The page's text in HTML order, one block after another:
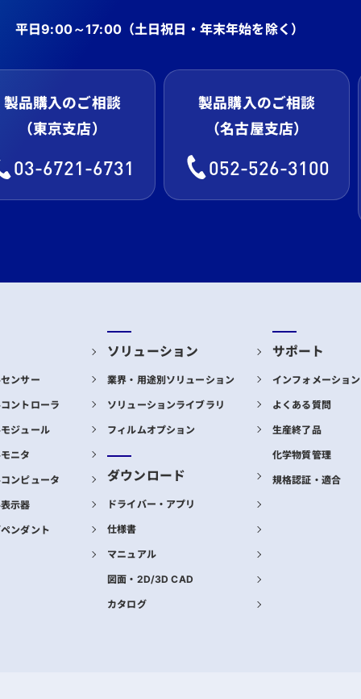
平日9:00～17:00（土日祝日・年末年始を除く）
製品購入のご相談
（東京支店）
03-6721-6731
製品購入のご相談
（名古屋支店）
052-526-3100
ンサー
ントローラ
ジュール
ニタ
ンピュータ
示器
ンダント
ソリューション
業界・用途別ソリューション
ソリューションライブラリ
フィルムオプション
ダウンロード
ドライバー・アプリ
仕様書
マニュアル
図面・2D/3D CAD
カタログ
サポート
インフォメーション
よくある質問
生産終了品
化学物質管理
規格認証・適合